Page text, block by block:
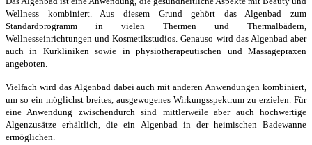
Wellness kombiniert. Aus diesem Grund gehört das Algenbad zum
Standardprogramm in vielen Thermen und Thermalbädern,
Wellnesseinrichtungen und Kosmetikstudios. Genauso wird das Algenbad aber
auch in Kurkliniken sowie in physiotherapeutischen und Massagepraxen
angeboten.
Vielfach wird das Algenbad dabei auch mit anderen Anwendungen kombiniert,
um so ein möglichst breites, ausgewogenes Wirkungsspektrum zu erzielen. Für
eine Anwendung zwischendurch sind mittlerweile aber auch hochwertige
Algenzusätze erhältlich, die ein Algenbad in der heimischen Badewanne
ermöglichen.